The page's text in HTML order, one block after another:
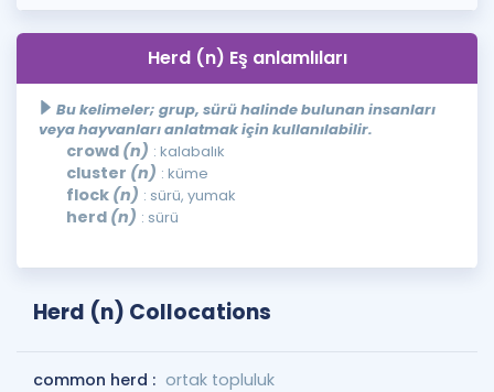
Herd (n) Eş anlamlıları
Bu kelimeler; grup, sürü halinde bulunan insanları
veya hayvanları anlatmak için kullanılabilir.
crowd (n) : kalabalık
cluster (n) : küme
flock (n) : sürü, yumak
herd (n) : sürü
Herd (n) Collocations
common herd : ortak topluluk